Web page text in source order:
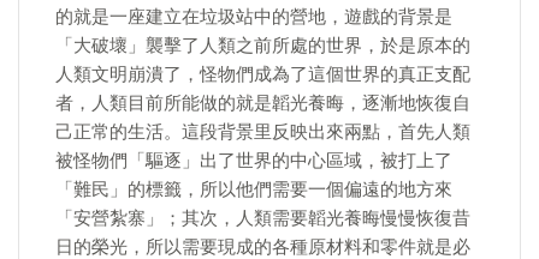
的就是一座建立在垃圾站中的營地，遊戲的背景是
「大破壞」襲擊了人類之前所處的世界，於是原本的
人類文明崩潰了，怪物們成為了這個世界的真正支配
者，人類目前所能做的就是韜光養晦，逐漸地恢復自
己正常的生活。這段背景里反映出來兩點，首先人類
被怪物們「驅逐」出了世界的中心區域，被打上了
「難民」的標籤，所以他們需要一個偏遠的地方來
「安營紮寨」；其次，人類需要韜光養晦慢慢恢復昔
日的榮光，所以需要現成的各種原材料和零件就是必